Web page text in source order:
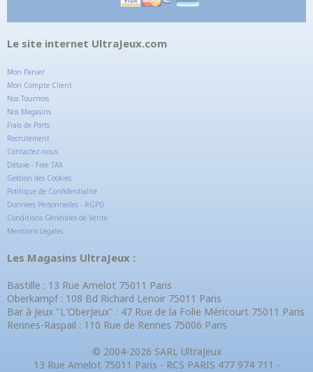
Le site internet UltraJeux.com
Mon Panier
Mon Compte Client
Nos Tournois
Nos Magasins
Frais de Ports
Recrutement
Contactez-nous
Détaxe - Free TAX
Gestion des Cookies
Politique de Confidentialité
Données Personnelles - RGPD
Conditions Générales de Vente
Mentions Légales
Les Magasins UltraJeux :
Bastille : 13 Rue Amelot 75011 Paris
Oberkampf : 108 Bd Richard Lenoir 75011 Paris
Bar à Jeux "L'OberJeux" : 47 Rue de la Folie Méricourt 75011 Paris
Rennes-Raspail : 110 Rue de Rennes 75006 Paris
© 2004-2026 SARL UltraJeux
13 Rue Amelot 75011 Paris - RCS PARIS 477 974 711 -